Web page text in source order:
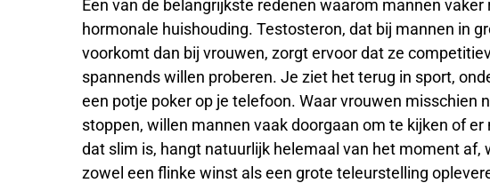
Een van de belangrijkste redenen waarom mannen vaker
hormonale huishouding. Testosteron, dat bij mannen in
voorkomt dan bij vrouwen, zorgt ervoor dat ze
spannends willen proberen. Je ziet het terug in sport,
een potje poker op je telefoon. Waar vrouwen misschien
stoppen, willen mannen vaak doorgaan om te kijken of
dat slim is, hangt natuurlijk helemaal van het moment af,
zowel een flinke winst als een grote teleurstelling